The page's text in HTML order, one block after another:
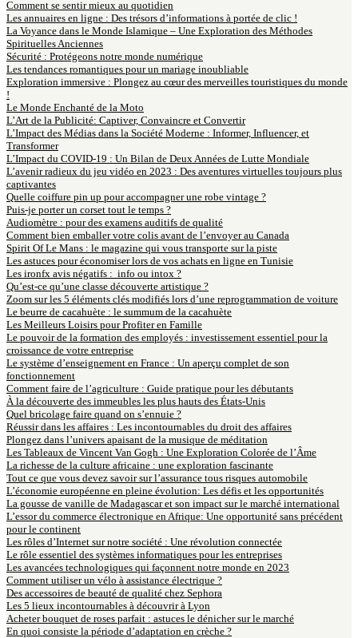
Comment se sentir mieux au quotidien
Les annuaires en ligne : Des trésors d’informations à portée de clic !
La Voyance dans le Monde Islamique – Une Exploration des Méthodes
Spirituelles Anciennes
Sécurité : Protégeons notre monde numérique
Les tendances romantiques pour un mariage inoubliable
Exploration immersive : Plongez au cœur des merveilles touristiques du monde
!
Le Monde Enchanté de la Moto
L’Art de la Publicité: Captiver, Convaincre et Convertir
L’Impact des Médias dans la Société Moderne : Informer, Influencer, et
Transformer
L’Impact du COVID-19 : Un Bilan de Deux Années de Lutte Mondiale
L’avenir radieux du jeu vidéo en 2023 : Des aventures virtuelles toujours plus
captivantes
Quelle coiffure pin up pour accompagner une robe vintage ?
Puis-je porter un corset tout le temps ?
Audiomètre : pour des examens auditifs de qualité
Comment bien emballer votre colis avant de l’envoyer au Canada
Spirit Of Le Mans : le magazine qui vous transporte sur la piste
Les astuces pour économiser lors de vos achats en ligne en Tunisie
Les ironfx avis négatifs : info ou intox ?
Qu’est-ce qu’une classe découverte artistique ?
Zoom sur les 5 éléments clés modifiés lors d’une reprogrammation de voiture
Le beurre de cacahuète : le summum de la cacahuète
Les Meilleurs Loisirs pour Profiter en Famille
Le pouvoir de la formation des employés : investissement essentiel pour la
croissance de votre entreprise
Le système d’enseignement en France : Un aperçu complet de son
fonctionnement
Comment faire de l’agriculture : Guide pratique pour les débutants
À la découverte des immeubles les plus hauts des États-Unis
Quel bricolage faire quand on s’ennuie ?
Réussir dans les affaires : Les incontournables du droit des affaires
Plongez dans l’univers apaisant de la musique de méditation
Les Tableaux de Vincent Van Gogh : Une Exploration Colorée de l’Âme
La richesse de la culture africaine : une exploration fascinante
Tout ce que vous devez savoir sur l’assurance tous risques automobile
L’économie européenne en pleine évolution: Les défis et les opportunités
La gousse de vanille de Madagascar et son impact sur le marché international
L’essor du commerce électronique en Afrique: Une opportunité sans précédent
pour le continent
Les rôles d’Internet sur notre société : Une révolution connectée
Le rôle essentiel des systèmes informatiques pour les entreprises
Les avancées technologiques qui façonnent notre monde en 2023
Comment utiliser un vélo à assistance électrique ?
Des accessoires de beauté de qualité chez Sephora
Les 5 lieux incontournables à découvrir à Lyon
Acheter bouquet de roses parfait : astuces le dénicher sur le marché
En quoi consiste la période d’adaptation en crèche ?